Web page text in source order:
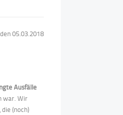
05.03.2018
Ausfälle
war. Wir
(noch)